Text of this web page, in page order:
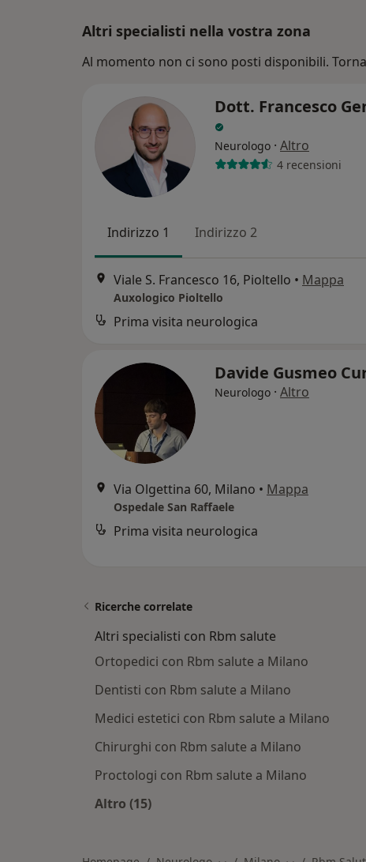
Altri specialisti nella vostra zona
Al momento non ci sono posti disponibili.
Dott. Francesco
Neurologo · Altro
4 recensioni
Indirizzo 1 Indirizzo 2
Viale S. Francesco 16, Pioltello • Mappa
Auxologico Pioltello
Prima visita neurologica
Davide Gusmeo
Neurologo · Altro
Via Olgettina 60, Milano • Mappa
Ospedale San Raffaele
Prima visita neurologica
Ricerche correlate
Altri specialisti con Rbm salute
Ortopedici con Rbm salute a Milano
Dentisti con Rbm salute a Milano
Medici estetici con Rbm salute a Milano
Chirurghi con Rbm salute a Milano
Proctologi con Rbm salute a Milano
Altro (15)